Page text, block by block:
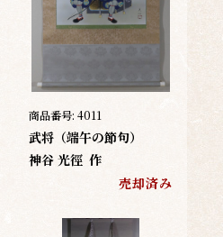
商品番号: 4011
武将（端午の節句）
神谷 光徑 作
売却済み